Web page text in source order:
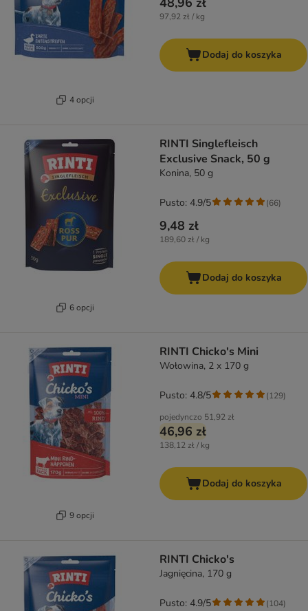
4 opcji
97,92 zł / kg
Dodaj do koszyka
6 opcji
RINTI Singlefleisch
Exclusive Snack, 50 g
Konina, 50 g
9,48 zł
189,60 zł / kg
Pusto: 4.9/5 (66)
Dodaj do koszyka
9 opcji
RINTI Chicko's Mini
Wołowina, 2 x 170 g
pojedynczo 51,92 zł
46,96 zł
138,12 zł / kg
Pusto: 4.8/5 (129)
Dodaj do koszyka
RINTI Chicko's
Jagnięcina, 170 g
Pusto: 4.9/5 (104)